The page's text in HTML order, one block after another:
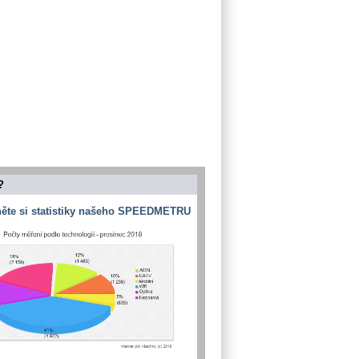
si statistiky našeho SPEEDMETRU